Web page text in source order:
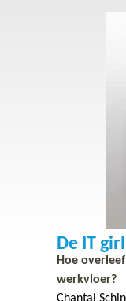
De IT girl
Hoe
werkvloer?
Chantal